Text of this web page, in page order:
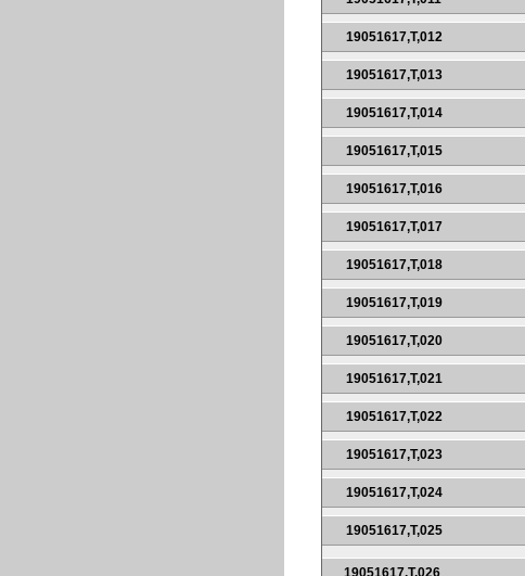
19051617,T,012
19051617,T,013
19051617,T,014
19051617,T,015
19051617,T,016
19051617,T,017
19051617,T,018
19051617,T,019
19051617,T,020
19051617,T,021
19051617,T,022
19051617,T,023
19051617,T,024
19051617,T,025